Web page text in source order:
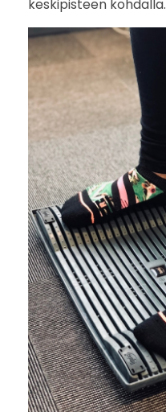
keskipisteen kohdalla.